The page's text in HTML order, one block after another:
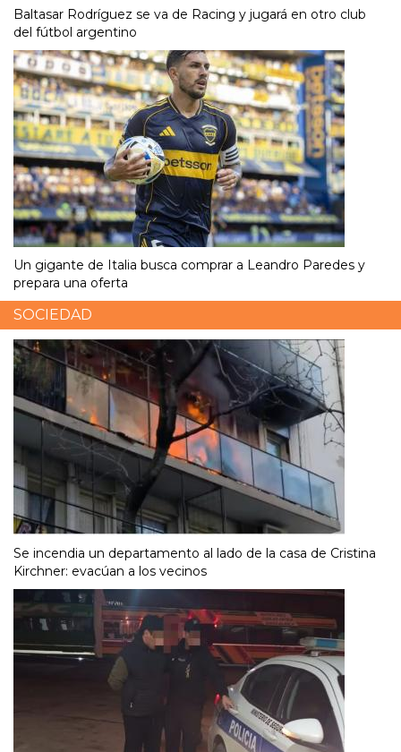
Baltasar Rodríguez se va de Racing y jugará en otro club
del fútbol argentino
Un gigante de Italia busca comprar a Leandro Paredes y
prepara una oferta
SOCIEDAD
Se incendia un departamento al lado de la casa de Cristina
Kirchner: evacúan a los vecinos